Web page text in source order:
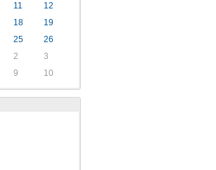
11
12
18
19
25
26
2
3
9 10